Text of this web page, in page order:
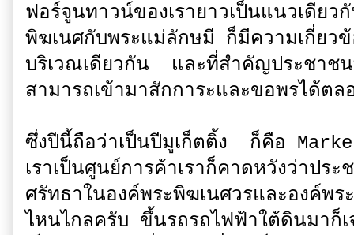
ฟอร์จูนทาวน์ของเรายาวเป็นแนวเดีย
พิฆเนศกับพระแม่ลักษมี ก็มีความเกี่ยว
บริเวณเดียวกัน และที่สำคัญประชาชน
สามารถเข้ามาสักการะและขอพรได้ต
ซึ่งปีนี้ถือว่าเป็นปีมูเก็ตติ้ง ก็คือ
เราเป็นศูนย์การค้าเราก็คาดหวังว่าป
ศรัทธาในองค์พระพิฆเนศวรและองค์พ
ไหนไกลครับ ขึ้นรถรถไฟฟ้าใต้ดินมาก็เ